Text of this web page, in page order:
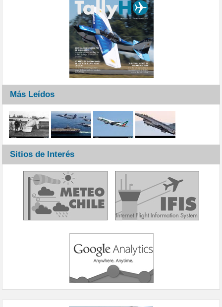
Más Leídos
Sitios de Interés